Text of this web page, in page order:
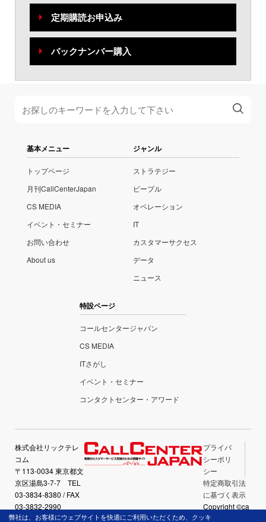
定期購読お申込み
バックナンバー購入
基本メニュー
トップページ
月刊CallCenterJapan
CS MEDIA
イベント・セミナー
お問い合わせ
About us
ジャンル
ストラテジー
ピープル
オペレーション
IT
カスタマーサクセス
データ
ニュース
特設ページ
コールセンタージャパン
CS MEDIA
ITさがし
イベント・セミナー
コンタクトセンター・アワード
株式会社リックテレ
コム
〒113-0034 東京都文
京区湯島3-7-7 TEL
03-3834-8380 / FAX
03-3832-2990
プライバ
シーポリ
シー
特定商取引法
に基づく表示
Copyright ©ca
llcenter-japan.
弊社は、お客様にウェブサイトを快適にご利用いただくため、クッキ